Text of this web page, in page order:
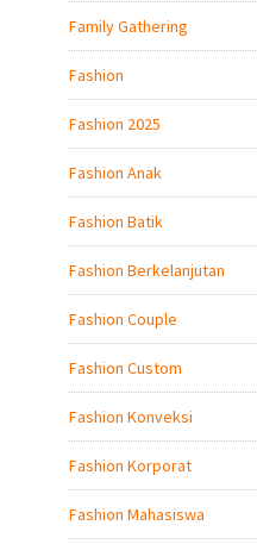
Family Gathering
Fashion
Fashion 2025
Fashion Anak
Fashion Batik
Fashion Berkelanjutan
Fashion Couple
Fashion Custom
Fashion Konveksi
Fashion Korporat
Fashion Mahasiswa